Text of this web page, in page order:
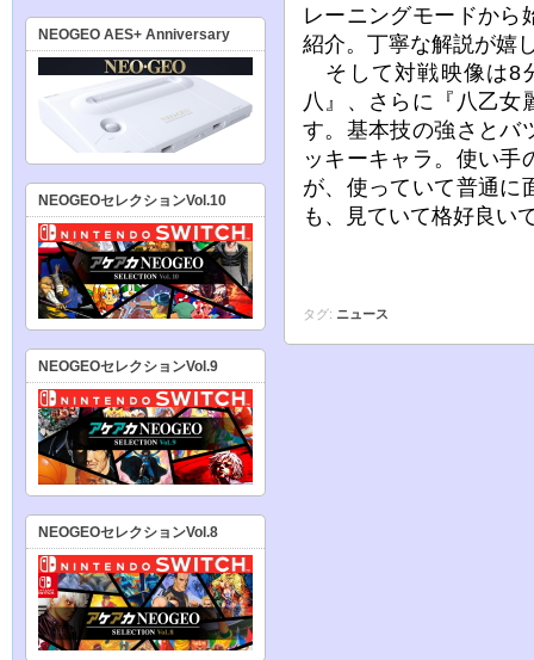
レーニングモードから
紹介。丁寧な解説が嬉
そして対戦映像は8
八』、さらに『八乙女
す。基本技の強さとバ
ッキーキャラ。使い手
が、使っていて普通に
も、見ていて格好良い
タグ: ニュース
NEOGEO AES+ Anniversary
NEOGEOセレクションVol.10
NEOGEOセレクションVol.9
NEOGEOセレクションVol.8